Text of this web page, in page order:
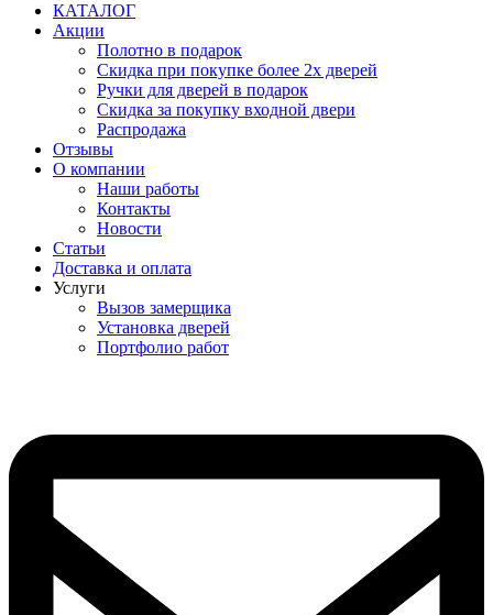
КАТАЛОГ
Акции
Полотно в подарок
Скидка при покупке более 2х дверей
Ручки для дверей в подарок
Скидка за покупку входной двери
Распродажа
Отзывы
О компании
Наши работы
Контакты
Новости
Статьи
Доставка и оплата
Услуги
Вызов замерщика
Установка дверей
Портфолио работ